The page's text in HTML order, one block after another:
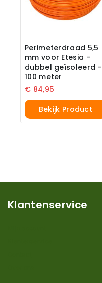
Perimeterdraad 5,5
mm voor Etesia –
dubbel geïsoleerd –
100 meter
€ 84,95
Bekijk Product
Klantenservice